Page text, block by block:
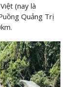
(nay là
Quảng Trị